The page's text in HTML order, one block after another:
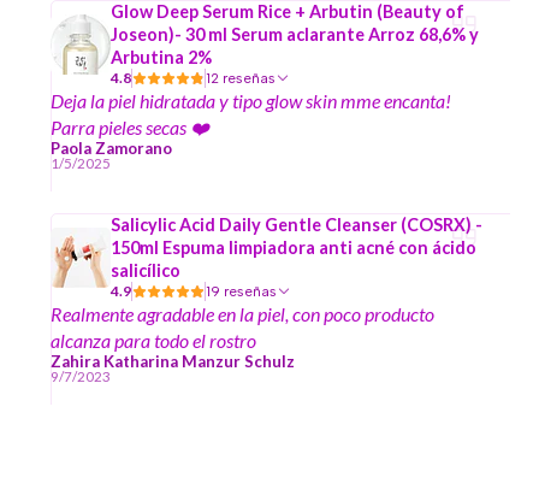
Glow Deep Serum Rice + Arbutin (Beauty of
Joseon)- 30 ml Serum aclarante Arroz 68,6% y
Arbutina 2%
4.8 12 reseñas
Deja la piel hidratada y tipo glow skin mme encanta!
Parra pieles secas ❤️
Paola Zamorano
1/5/2025
Salicylic Acid Daily Gentle Cleanser (COSRX) -
150ml Espuma limpiadora anti acné con ácido
salicílico
4.9 19 reseñas
Realmente agradable en la piel, con poco producto
alcanza para todo el rostro
Zahira Katharina Manzur Schulz
9/7/2023